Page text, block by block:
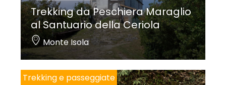
Trekking da Peschiera Maraglio
al Santuario della Ceriola
Monte Isola
Trekking e passeggiate